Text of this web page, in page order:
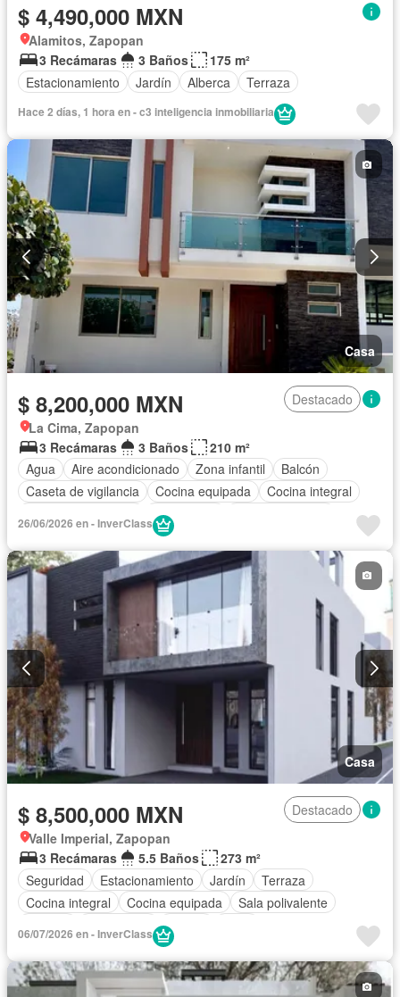
$ 4,490,000 MXN
Alamitos, Zapopan
3 Recámaras
3 Baños
175 m²
Estacionamiento
Jardín Alberca Terraza
Hace 2 días, 1 hora en - c3 inteligencia inmobiliaria
Casa
$ 8,200,000 MXN
Destacado
La Cima, Zapopan
3 Recámaras
3 Baños
210 m²
Agua
Aire acondicionado Zona infantil
Balcón
Caseta de vigilancia
Cocina equipada
Cocina integral
Electricidad
Recámara con closet
Sala polivalente
Seguridad
Televisión por cable Terraza
26/06/2026 en - InverClass
Casa
$ 8,500,000 MXN
Destacado
Valle Imperial, Zapopan
3 Recámaras
5.5 Baños
273 m²
Seguridad
Estacionamiento Jardín
Terraza
Cocina integral
Cocina equipada
Sala polivalente
Azotea
Zonas verdes
Recámara con closet
Caseta de vigilancia
06/07/2026 en - InverClass